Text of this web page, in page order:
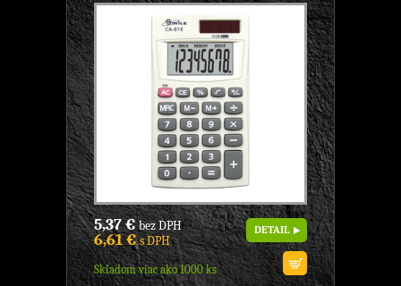
5,37 €bez DPH
6,61 €s DPH
Skladom viac ako 1000 ks
DETAIL